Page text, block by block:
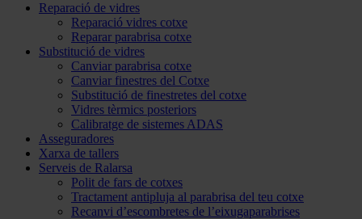
Reparació de vidres
Reparació vidres cotxe
Reparar parabrisa cotxe
Substitució de vidres
Canviar parabrisa cotxe
Canviar finestres del Cotxe
Substitució de finestretes del cotxe
Vidres tèrmics posteriors
Calibratge de sistemes ADAS
Asseguradores
Xarxa de tallers
Serveis de Ralarsa
Polit de fars de cotxes
Tractament antipluja al parabrisa del teu cotxe
Recanvi d’escombretes de l’eixugaparabrises